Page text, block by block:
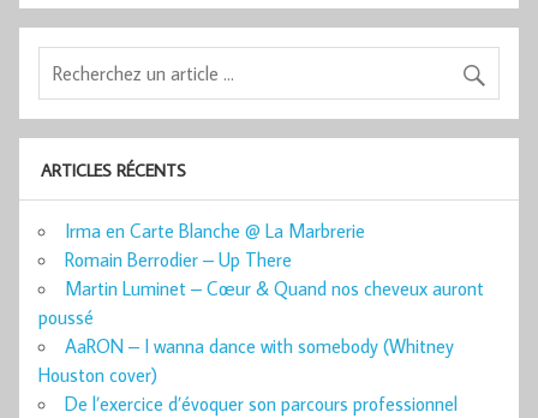
ARTICLES RÉCENTS
Irma en Carte Blanche @ La Marbrerie
Romain Berrodier – Up There
Martin Luminet – Cœur & Quand nos cheveux auront
poussé
AaRON – I wanna dance with somebody (Whitney
Houston cover)
De l’exercice d’évoquer son parcours professionnel